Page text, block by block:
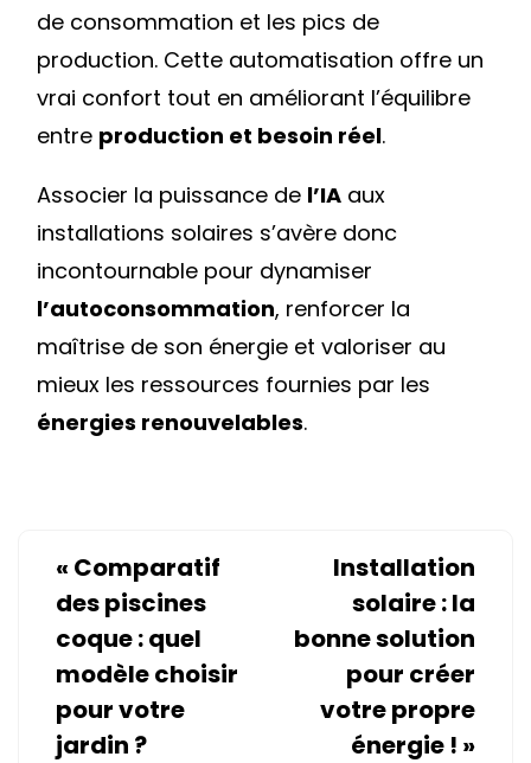
de consommation et les pics de
production. Cette automatisation offre un
vrai confort tout en améliorant l’équilibre
entre production et besoin réel.
Associer la puissance de l’IA aux
installations solaires s’avère donc
incontournable pour dynamiser
l’autoconsommation, renforcer la
maîtrise de son énergie et valoriser au
mieux les ressources fournies par les
énergies renouvelables.
« Comparatif
des piscines
coque : quel
modèle choisir
pour votre
jardin ?
Installation
solaire : la
bonne solution
pour créer
votre propre
énergie ! »